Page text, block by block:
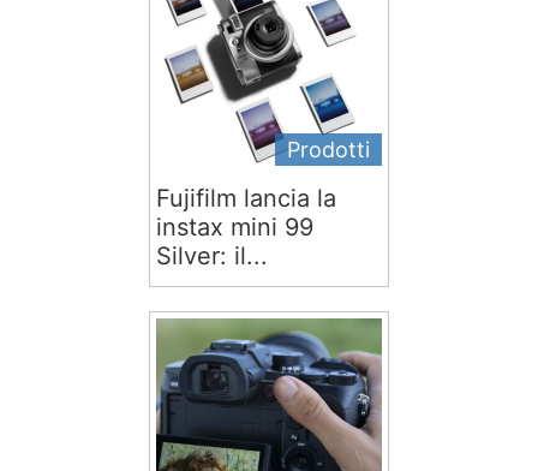
Prodotti
Fujifilm lancia la
instax mini 99
Silver: il...